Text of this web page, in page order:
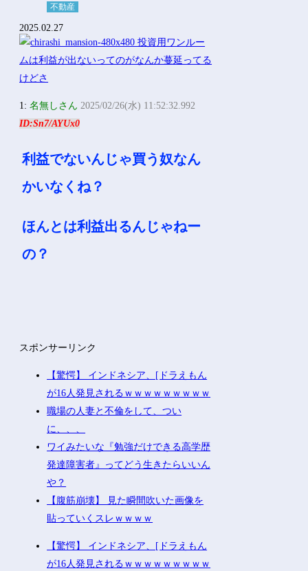
不動産
2025.02.27
1:名無しさん 2025/02/26(水) 11:52:32.992
ID:Sn7/AYUx0
利益でないんじゃ買う奴なん
かいなくね？
ほんとは利益出るんじゃねー
の？
スポンサーリンク
【驚愕】 インドネシア、[ドラえもん
が16人発見されるｗｗｗｗｗｗｗｗｗ
職場の人妻と不倫をして、つい
に、、、
ワイみたいな『勉強だけできる高学歴
発達障害者』ってどう生きたらいいん
や？
【腹筋崩壊】 見た瞬間吹いた画像を
貼っていくスレｗｗｗｗ
【驚愕】 インドネシア、[ドラえもん
が16人発見されるｗｗｗｗｗｗｗｗｗ